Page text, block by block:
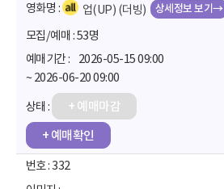
업(UP) (더빙) 상세정보 보기→
53명
2026-05-15 09:00
~ 2026-06-20 09:00
+ 예매마감
+ 예매확인
332